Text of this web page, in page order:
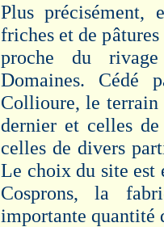
Plus précisément,
friches et de
proche du
Domaines. Cédé
Collioure, le terrain
dernier et celles
celles de divers
Le choix du site est
Cosprons, la
importante quantité